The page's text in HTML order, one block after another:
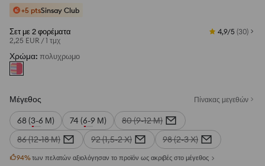
+5 ptsSinsay Club
Σετ με 2 φορέματα
2,25 EUR /1 τμχ
4,9/5 (30)
Χρώμα: πολυχρωμο
Μέγεθος Πίνακας μεγεθών
68 (3-6 Μ) 74 (6-9 Μ)
80 (9-12 Μ)
86 (12-18 Μ)
92 (1,5-2 Χ) 98 (2-3 Χ)
94%των πελατών αξιολόγησαν το προϊόν ως ακριβές στο μέγεθος